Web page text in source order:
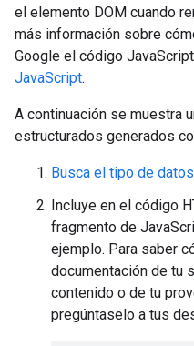
el elemento DOM cuando
más información sobre
Google el código
JavaScript.
A continuación se muestra
estructurados generados
Busca el tipo de
Incluye en el código
fragmento de
ejemplo. Para saber
documentación de tu
contenido o de tu
pregúntaselo a tus